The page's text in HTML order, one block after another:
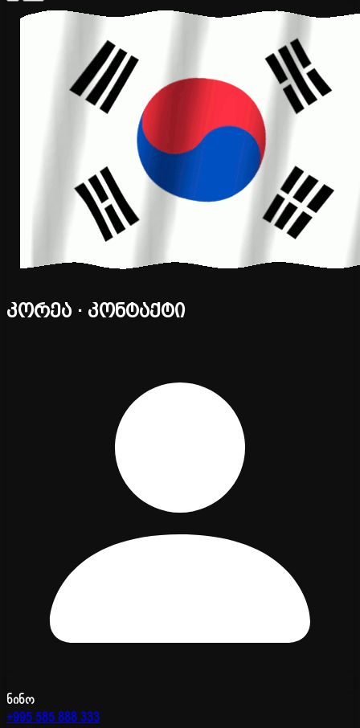
კორეა · კონტაქტი
ნინო
+995 585 888 333